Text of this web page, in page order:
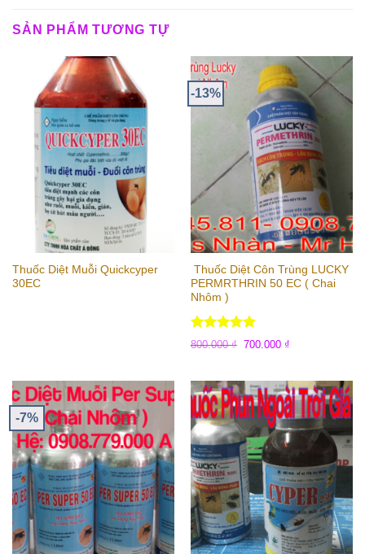
SẢN PHẨM TƯƠNG TỰ
Thuốc Diệt Muỗi Quickcyper
30EC
-13%
Thuốc Diệt Côn Trùng LUCKY
PERMRTHRIN 50 EC ( Chai
Nhôm )
Được xếp
800.000₫ 700.000 ₫
-7%